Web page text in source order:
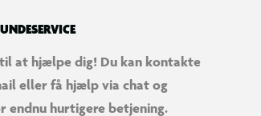
at hjælpe dig! Du kan kontakte
eller få hjælp via chat og
endnu hurtigere betjening.